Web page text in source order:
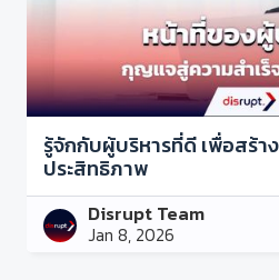
รู้จักกับผู้บริหารที่ดี เพื่อสร้า
ประสิทธิภาพ
Disrupt Team
Jan 8, 2026